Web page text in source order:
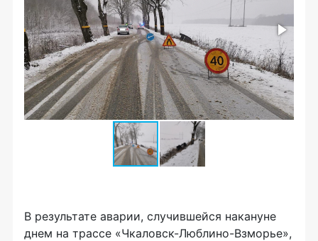
В результате аварии, случившейся накануне
днем на трассе «Чкаловск-Люблино-Взморье»,